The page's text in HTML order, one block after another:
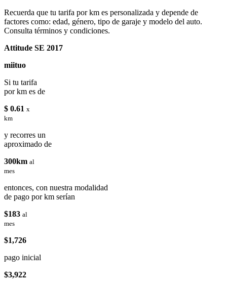
Recuerda que tu tarifa por km es personalizada y depende de
factores como: edad, género, tipo de garaje y modelo del auto.
Consulta términos y condiciones.
Attitude SE 2017
miituo
Si tu tarifa
por km es de
$ 0.61 x
km
y recorres un
aproximado de
300km al
mes
entonces, con nuestra modalidad
de pago por km serían
$183 al
mes
$1,726
pago inicial
$3,922